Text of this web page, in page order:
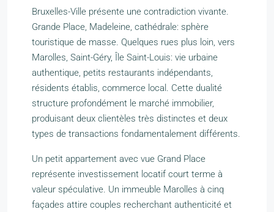
Bruxelles-Ville présente une contradiction vivante.
Grande Place, Madeleine, cathédrale: sphère
touristique de masse. Quelques rues plus loin, vers
Marolles, Saint-Géry, Île Saint-Louis: vie urbaine
authentique, petits restaurants indépendants,
résidents établis, commerce local. Cette dualité
structure profondément le marché immobilier,
produisant deux clientèles très distinctes et deux
types de transactions fondamentalement différents.
Un petit appartement avec vue Grand Place
représente investissement locatif court terme à
valeur spéculative. Un immeuble Marolles à cinq
façades attire couples recherchant authenticité et